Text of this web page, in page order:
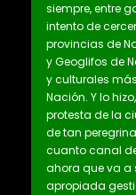
siempre, entre
intento de
provincias de
y Geoglifos de
y culturales
Nación. Y lo
protesta de la
de tan
cuanto canal
ahora que va a
apropiada